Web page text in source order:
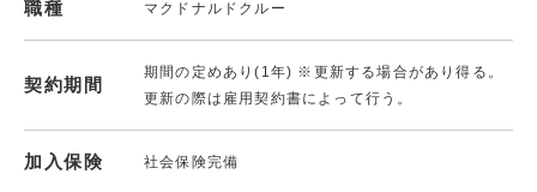
職種 マクドナルドクルー
契約期間
期間の定めあり(1年) ※更新する場合があり得る。
更新の際は雇用契約書によって行う。
加入保険 社会保険完備